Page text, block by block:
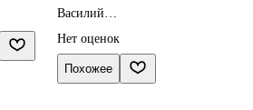
Василий
Нет оценок
Похожее